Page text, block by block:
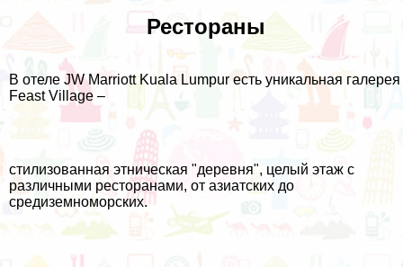
Рестораны
В отеле JW Marriott Kuala Lumpur есть уникальная галерея
Feast Village –
стилизованная этническая "деревня", целый этаж с
различными ресторанами, от азиатских до
средиземноморских.